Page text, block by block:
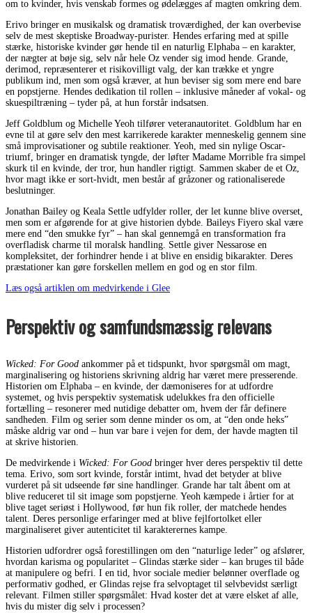
om to kvinder, hvis venskab formes og ødelægges af magten omkring dem.
Erivo bringer en musikalsk og dramatisk troværdighed, der kan overbevise
selv de mest skeptiske Broadway-purister. Hendes erfaring med at spille
stærke, historiske kvinder gør hende til en naturlig Elphaba – en karakter,
der nægter at bøje sig, selv når hele Oz vender sig imod hende. Grande,
derimod, repræsenterer et risikovilligt valg, der kan trække et yngre
publikum ind, men som også kræver, at hun beviser sig som mere end bare
en popstjerne. Hendes dedikation til rollen – inklusive måneder af vokal- og
skuespiltræning – tyder på, at hun forstår indsatsen.
Jeff Goldblum og Michelle Yeoh tilfører veteranautoritet. Goldblum har en
evne til at gøre selv den mest karrikerede karakter menneskelig gennem sine
små improvisationer og subtile reaktioner. Yeoh, med sin nylige Oscar-
triumf, bringer en dramatisk tyngde, der løfter Madame Morrible fra simpel
skurk til en kvinde, der tror, hun handler rigtigt. Sammen skaber de et Oz,
hvor magt ikke er sort-hvidt, men består af gråzoner og rationaliserede
beslutninger.
Jonathan Bailey og Keala Settle udfylder roller, der let kunne blive overset,
men som er afgørende for at give historien dybde. Baileys Fiyero skal være
mere end “den smukke fyr” – han skal gennemgå en transformation fra
overfladisk charme til moralsk handling. Settle giver Nessarose en
kompleksitet, der forhindrer hende i at blive en ensidig bikarakter. Deres
præstationer kan gøre forskellen mellem en god og en stor film.
Læs også artiklen om medvirkende i Glee
Perspektiv og samfundsmæssig relevans
Wicked: For Good ankommer på et tidspunkt, hvor spørgsmål om magt,
marginalisering og historiens skrivning aldrig har været mere presserende.
Historien om Elphaba – en kvinde, der dæmoniseres for at udfordre
systemet, og hvis perspektiv systematisk udelukkes fra den officielle
fortælling – resonerer med nutidige debatter om, hvem der får definere
sandheden. Film og serier som denne minder os om, at “den onde heks”
måske aldrig var ond – hun var bare i vejen for dem, der havde magten til
at skrive historien.
De medvirkende i Wicked: For Good bringer hver deres perspektiv til dette
tema. Erivo, som sort kvinde, forstår intimt, hvad det betyder at blive
vurderet på sit udseende før sine handlinger. Grande har talt åbent om at
blive reduceret til sit image som popstjerne. Yeoh kæmpede i årtier for at
blive taget seriøst i Hollywood, før hun fik roller, der matchede hendes
talent. Deres personlige erfaringer med at blive fejlfortolket eller
marginaliseret giver autenticitet til karakterernes kampe.
Historien udfordrer også forestillingen om den “naturlige leder” og afslører,
hvordan karisma og popularitet – Glindas stærke sider – kan bruges til både
at manipulere og befri. I en tid, hvor sociale medier belønner overflade og
performativ godhed, er Glindas rejse fra selvoptaget til selvbevidst særligt
relevant. Filmen stiller spørgsmålet: Hvad koster det at være elsket af alle,
hvis du mister dig selv i processen?